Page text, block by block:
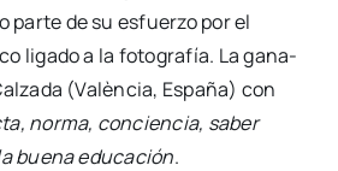
par­te de su esfuer­zo por el
liga­do a la foto­gra­fía. La gana­
(Valèn­cia, Espa­ña) con
nor­ma, con­cien­cia, saber
bue­na edu­ca­ción.